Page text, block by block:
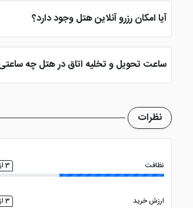
آیا امکان رزرو آنلاین هتل وجود دارد؟
بله، با انتخاب تاریخ ورود و خروج، نوع اتاق و
ساعت تحویل و تخلیه اتاق در هتل چه
ساعت تحویل اتاق ساعت 2 بعد از ظهر و ساعت تخلیه اتاق 12 ظهر می باشد
نظرات
نظافت 3 از 5
ارزش خرید 3 از 5